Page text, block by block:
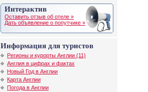
Интерактив
Оставить отзыв об отеле »
Дать объявление о попутчике »
Информация для туристов
Регионы и курорты Англии (11)
Англия в цифрах и фактах
Новый Год в Англии
Карта Англии
Погода в Англии